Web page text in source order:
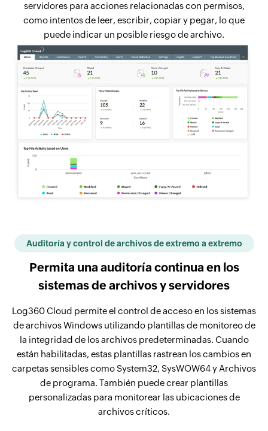
servidores para acciones relacionadas con permisos,
como intentos de leer, escribir, copiar y pegar, lo que
puede indicar un posible riesgo de archivo.
Auditoría y control de archivos de extremo a extremo
Permita una auditoría continua en los
sistemas de archivos y servidores
Log360 Cloud permite el control de acceso en los sistemas
de archivos Windows utilizando plantillas de monitoreo de
la integridad de los archivos predeterminadas. Cuando
están habilitadas, estas plantillas rastrean los cambios en
carpetas sensibles como System32, SysWOW64 y Archivos
de programa. También puede crear plantillas
personalizadas para monitorear las ubicaciones de
archivos críticos.